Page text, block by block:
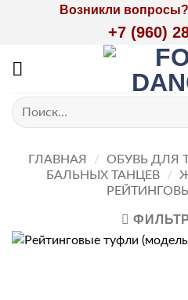
Возникли
+7 (960)
Искать:
ГЛАВНАЯ / ОБУВЬ ДЛЯ
БАЛЬНЫХ ТАНЦЕВ
/